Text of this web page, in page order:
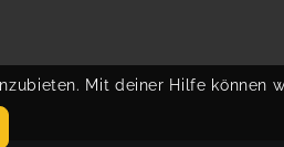
Mit deiner Hilfe können